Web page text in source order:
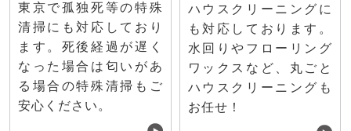
東京で孤独死等の特殊
清掃にも対応しており
ます。死後経過が遅く
なった場合は匂いがあ
る場合の特殊清掃もご
安心ください。
ハウスクリーニングに
も対応しております。
水回りやフローリング
ワックスなど、丸ごと
ハウスクリーニングも
お任せ！